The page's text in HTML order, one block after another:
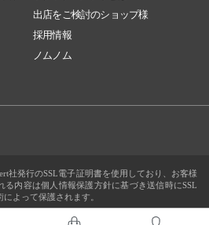
出店をご検討のショップ様
採用情報
ノムノム
社発行のSSL電子証明書を使用しており、お客様
る内容は個人情報保護方針に基づき送信時にSSL
によって保護されます。